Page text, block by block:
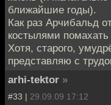
ближайшие годы).
Как раз Арчибальд
костылями помахать
Хотя, старого,
представляю с
arhi-tektor »
#33 | 29.09.09 17:12